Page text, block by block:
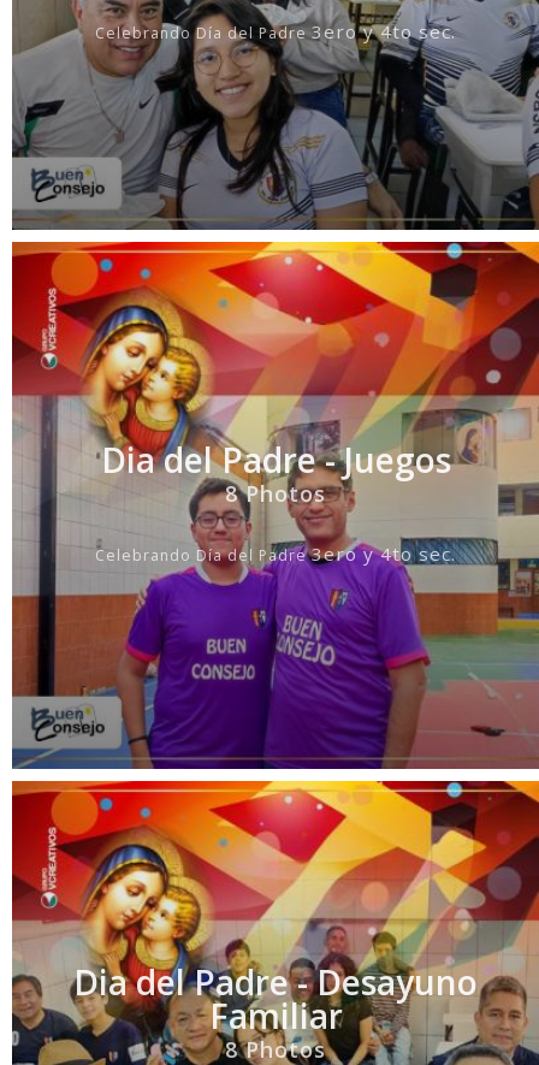
Celebrando Día del Padre3ero y 4to sec.
Dia del Padre - Juegos
8 Photos
Celebrando Día del Padre3ero y 4to sec.
Dia del Padre - Desayuno
Familiar
8 Photos